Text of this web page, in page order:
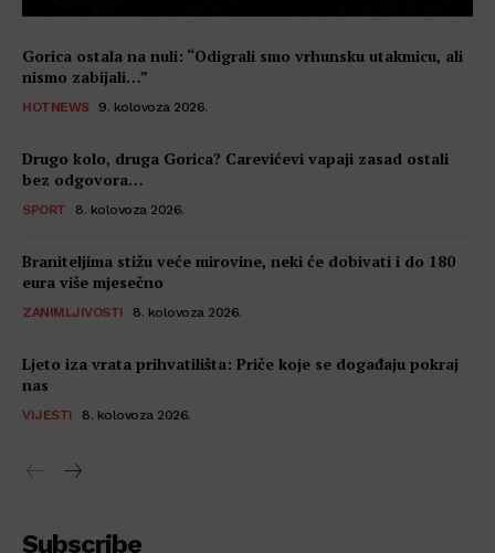
Gorica ostala na nuli: “Odigrali smo vrhunsku utakmicu, ali
nismo zabijali…”
HOTNEWS 9. kolovoza 2026.
Drugo kolo, druga Gorica? Carevićevi vapaji zasad ostali
bez odgovora…
SPORT 8. kolovoza 2026.
Braniteljima stižu veće mirovine, neki će dobivati i do 180
eura više mjesečno
ZANIMLJIVOSTI 8. kolovoza 2026.
Ljeto iza vrata prihvatilišta: Priče koje se događaju pokraj
nas
VIJESTI 8. kolovoza 2026.
Subscribe